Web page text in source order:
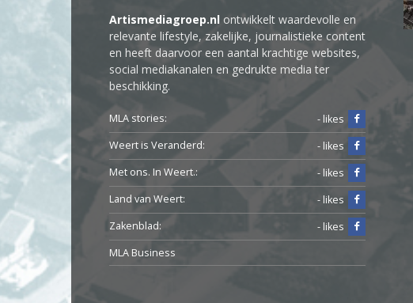
Artismediagroep.nl ontwikkelt waardevolle en
relevante lifestyle, zakelijke, journalistieke content
en heeft daarvoor een aantal krachtige websites,
social mediakanalen en gedrukte media ter
beschikking.
MLA stories:
- likes
Weert is Veranderd:
- likes
Met ons. In Weert.:
- likes
Land van Weert:
- likes
Zakenblad:
- likes
MLA Business